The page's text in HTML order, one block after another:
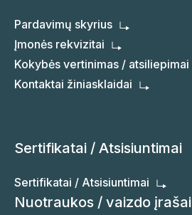
Pardavimų skyrius
Įmonės rekvizitai
Kokybės vertinimas / atsiliepimai
Kontaktai žiniasklaidai
Sertifikatai / Atsisiuntimai
Sertifikatai / Atsisiuntimai
Nuotraukos / vaizdo įrašai